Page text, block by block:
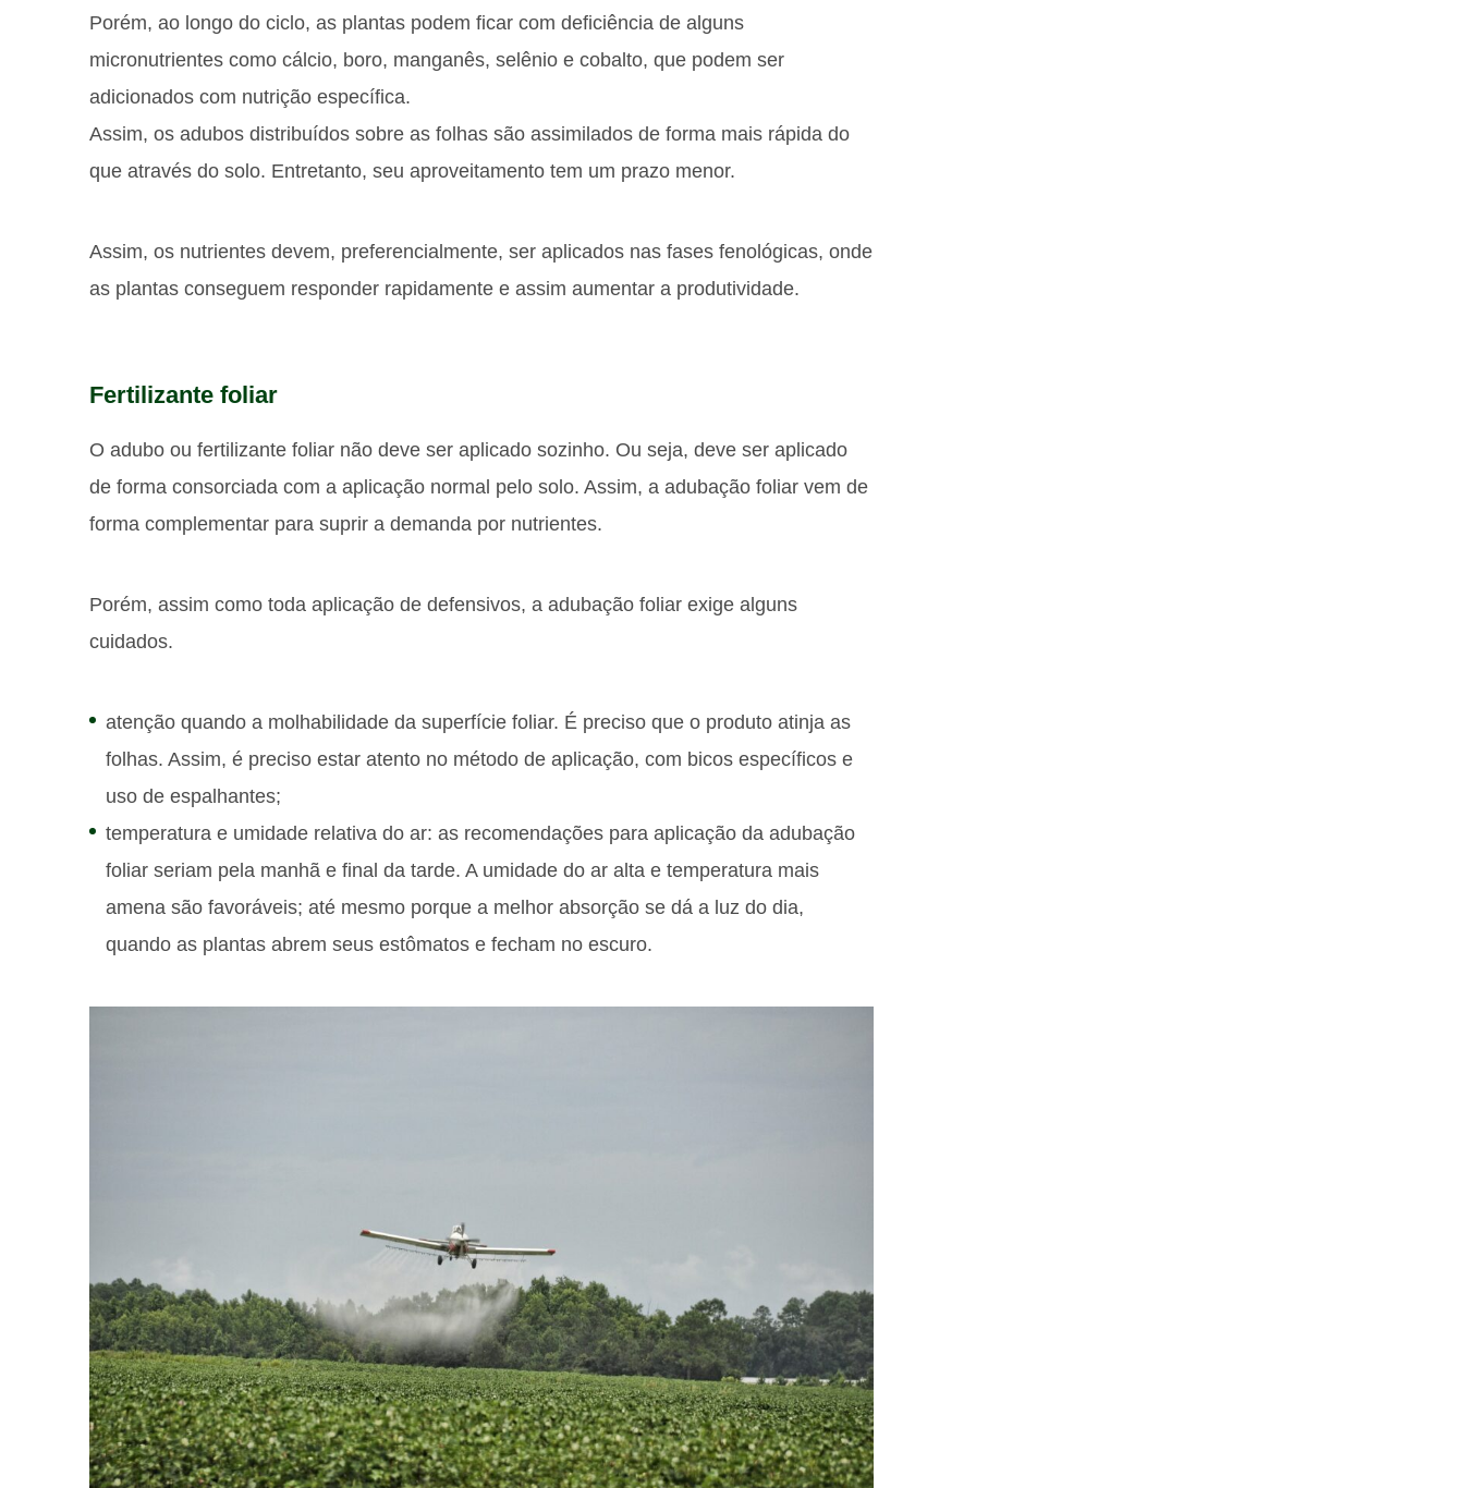
Porém, ao longo do ciclo, as plantas podem ficar com deficiência de alguns
micronutrientes como cálcio, boro, manganês, selênio e cobalto, que podem ser
adicionados com nutrição específica.
Assim, os adubos distribuídos sobre as folhas são assimilados de forma mais rápida do
que através do solo. Entretanto, seu aproveitamento tem um prazo menor.
Assim, os nutrientes devem, preferencialmente, ser aplicados nas fases fenológicas, onde
as plantas conseguem responder rapidamente e assim aumentar a produtividade.
Fertilizante foliar
O adubo ou fertilizante foliar não deve ser aplicado sozinho. Ou seja, deve ser aplicado
de forma consorciada com a aplicação normal pelo solo. Assim, a adubação foliar vem de
forma complementar para suprir a demanda por nutrientes.
Porém, assim como toda aplicação de defensivos, a adubação foliar exige alguns
cuidados.
atenção quando a molhabilidade da superfície foliar. É preciso que o produto atinja as
folhas. Assim, é preciso estar atento no método de aplicação, com bicos específicos e
uso de espalhantes;
temperatura e umidade relativa do ar: as recomendações para aplicação da adubação
foliar seriam pela manhã e final da tarde. A umidade do ar alta e temperatura mais
amena são favoráveis; até mesmo porque a melhor absorção se dá a luz do dia,
quando as plantas abrem seus estômatos e fecham no escuro.